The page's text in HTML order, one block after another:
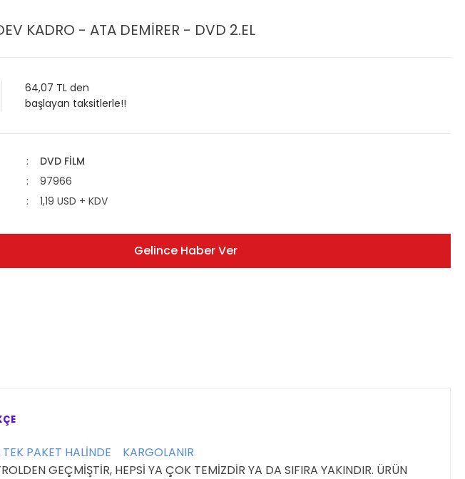
KADRO - ATA DEMİRER - DVD 2.EL
64,07 TL den
başlayan taksitlerle!!
DVD FİLM
97966
1,19 USD + KDV
Gelince Haber Ver
TEK PAKET HALİNDE KARGOLANIR
GEÇMİŞTİR, HEPSİ YA ÇOK TEMİZDİR YA DA SIFIRA YAKINDIR. ÜRÜN